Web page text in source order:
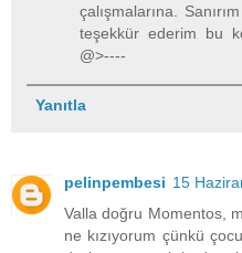
çalışmalarına.
teşekkür ederim bu
@>----
Yanıtla
pelinpembesi 15
Valla doğru Momentos,
ne kızıyorum çünkü